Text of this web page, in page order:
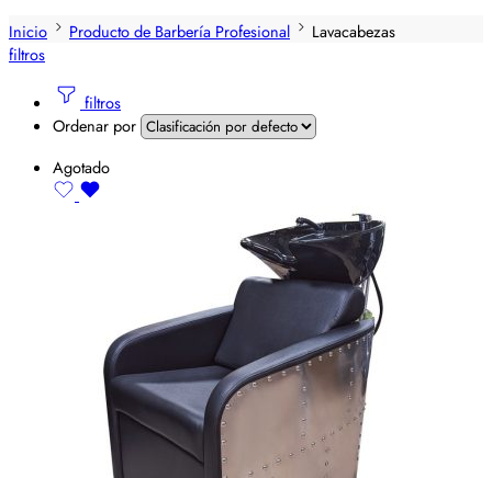
Inicio
Producto de Barbería Profesional
Lavacabezas
filtros
filtros
Ordenar por
Agotado